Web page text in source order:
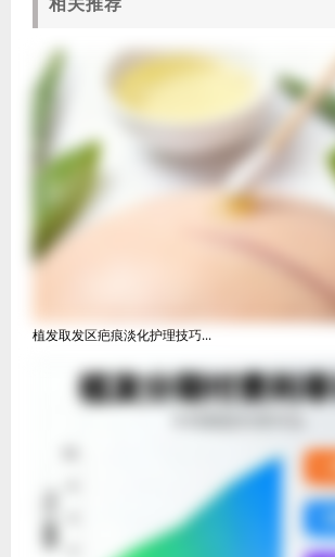
植发取发区疤痕淡化护理技巧...